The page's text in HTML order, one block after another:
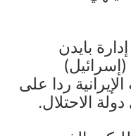
بايدن
ردا على
الاحتلال.